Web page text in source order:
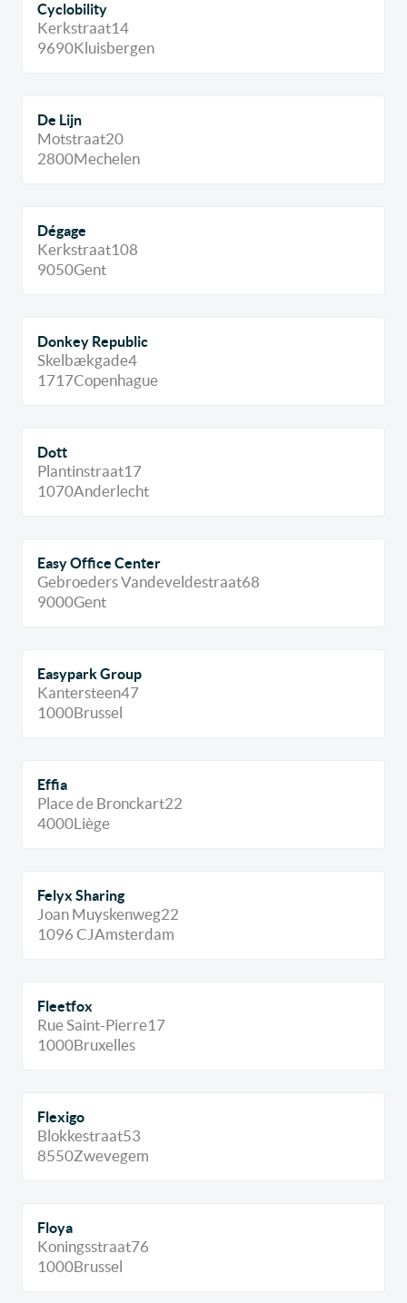
Cyclobility
Kerkstraat14
9690Kluisbergen
De Lijn
Motstraat20
2800Mechelen
Dégage
Kerkstraat108
9050Gent
Donkey Republic
Skelbækgade4
1717Copenhague
Dott
Plantinstraat17
1070Anderlecht
Easy Office Center
Gebroeders Vandeveldestraat68
9000Gent
Easypark Group
Kantersteen47
1000Brussel
Effia
Place de Bronckart22
4000Liège
Felyx Sharing
Joan Muyskenweg22
1096 CJAmsterdam
Fleetfox
Rue Saint-Pierre17
1000Bruxelles
Flexigo
Blokkestraat53
8550Zwevegem
Floya
Koningsstraat76
1000Brussel